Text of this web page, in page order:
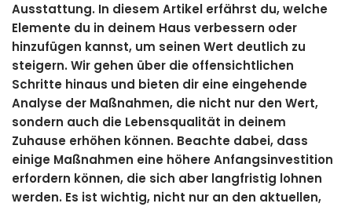
Ausstattung. In diesem Artikel erfährst du, welche
Elemente du in deinem Haus verbessern oder
hinzufügen kannst, um seinen Wert deutlich zu
steigern. Wir gehen über die offensichtlichen
Schritte hinaus und bieten dir eine eingehende
Analyse der Maßnahmen, die nicht nur den Wert,
sondern auch die Lebensqualität in deinem
Zuhause erhöhen können. Beachte dabei, dass
einige Maßnahmen eine höhere Anfangsinvestition
erfordern können, die sich aber langfristig lohnen
werden. Es ist wichtig, nicht nur an den aktuellen,